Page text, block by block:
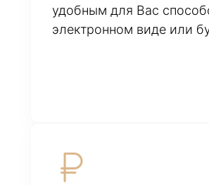
удобным для Вас
электронном виде или